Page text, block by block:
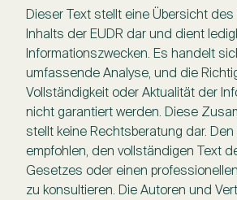
Dieser Text stellt eine Übersicht
Inhalts der EUDR dar und dient
Informationszwecken. Es handelt
umfassende Analyse, und die
Vollständigkeit oder Aktualität der
nicht garantiert werden. Diese
stellt keine Rechtsberatung dar.
empfohlen, den vollständigen Text
Gesetzes oder einen
zu konsultieren. Die Autoren und